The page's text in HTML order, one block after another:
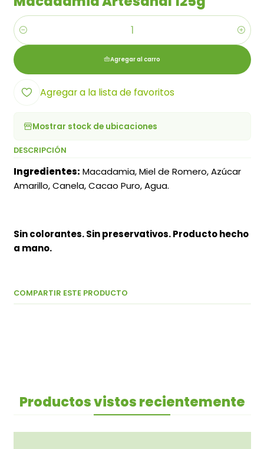
Cantidad
Agregar al carro
Agregar a la lista de favoritos
Mostrar stock de ubicaciones
DESCRIPCIÓN
Ingredientes: Macadamia, Miel de Romero, Azúcar
Amarillo, Canela, Cacao Puro, Agua.
Sin colorantes. Sin preservativos. Producto hecho
a mano.
COMPARTIR ESTE PRODUCTO
Productos vistos recientemente